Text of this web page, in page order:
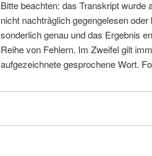
Bitte beachten: das Transkript wurde
nicht nachträglich gegengelesen
sonderlich genau und das Ergebnis
Reihe von Fehlern. Im Zweifel gilt
aufgezeichnete gesprochene Wort.